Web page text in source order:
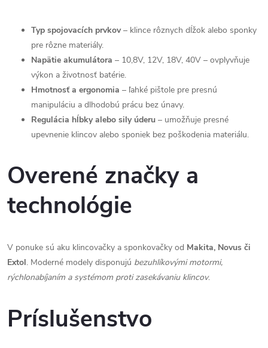
Typ spojovacích prvkov– klince rôznych dĺžok alebo sponky
pre rôzne materiály.
Napätie akumulátora – 10,8V, 12V, 18V, 40V – ovplyvňuje
výkon a životnosť batérie.
Hmotnosť a ergonomia – ľahké pištole pre presnú
manipuláciu a dlhodobú prácu bez únavy.
Regulácia hĺbky alebo sily úderu – umožňuje presné
upevnenie klincov alebo sponiek bez poškodenia materiálu.
Overené značky a
technológie
V ponuke sú aku klincovačky a sponkovačky od Makita, Novus či
Extol. Moderné modely disponujú bezuhlíkovými motormi,
rýchlonabíjaním a systémom proti zasekávaniu klincov.
Príslušenstvo